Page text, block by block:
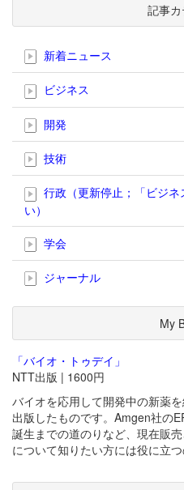
記事カ
新着ニュース
ビジネス
開発
技術
行政（更新停止；「ビジ
い）
学会
ジャーナル
My
「バイオ・トゥデイ」
NTT出版 | 1600円
バイオを応用して開発中の新薬
出版したものです。Amgen社の
誕生までの道のりなど、現在販
について知りたい方には役に立